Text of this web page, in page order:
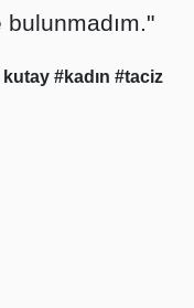
kutay #kadın #taciz